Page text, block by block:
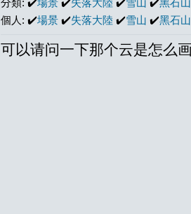
分類: ✔️場景 ✔️失落大陸 ✔️雪山 ✔️黑石山
個人: ✔️場景 ✔️失落大陸 ✔️雪山 ✔️黑石山
可以请问一下那个云是怎么